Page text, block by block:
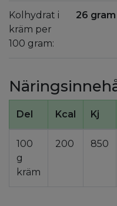
Kolhydrat i
kräm per
100 gram:
26 gram
Del Kcal Kj
100
g
kräm
200 850